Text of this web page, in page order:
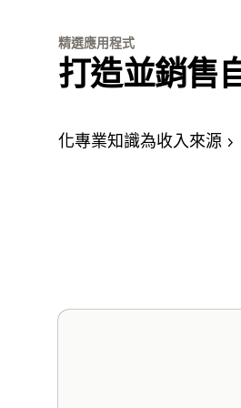
精選應用程式
打造並銷售
化專業知識為收入來源